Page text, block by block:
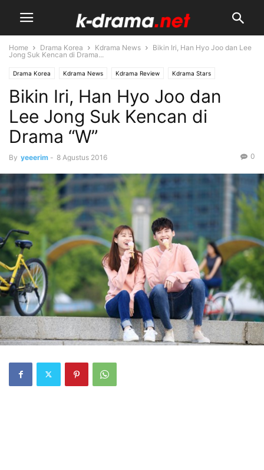
Home Drama Korea Kdrama News
Bikin Iri, Han Hyo Joo dan Lee
Jong Suk Kencan di Drama...
Drama Korea Kdrama News Kdrama Review Kdrama Stars
Upcoming Kdrama
Bikin Iri, Han Hyo Joo dan
Lee Jong Suk Kencan di
Drama “W”
By yeeerim - 8 Agustus 2016 0